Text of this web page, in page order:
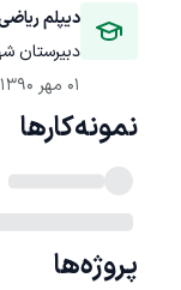
دیپلم
دبیرستان
01 مهر 1390
نمونه‌کارها
پروژه‌ها